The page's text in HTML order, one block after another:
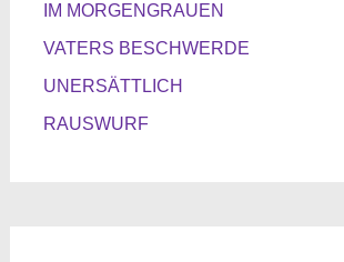
IM MORGENGRAUEN
VATERS BESCHWERDE
UNERSÄTTLICH
RAUSWURF